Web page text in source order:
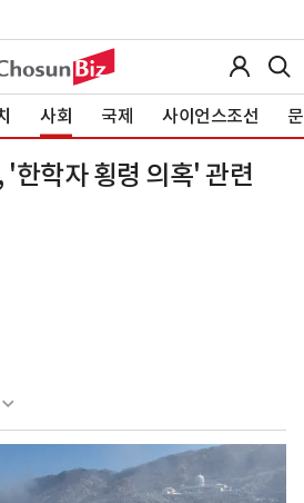
사회 국제 사이언스조선
'한학자 횡령 의혹' 관련